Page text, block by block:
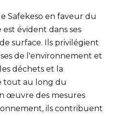
Safekeso en faveur du
évident dans ses
surface. Ils privilégient
de l'environnement et
déchets et la
tout au long du
œuvre des mesures
ils contribuent